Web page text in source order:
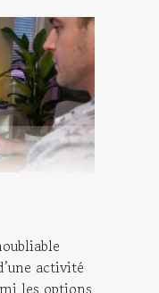
activité
les options